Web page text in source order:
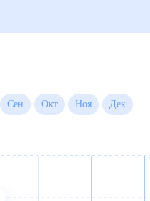
Авг Сен Окт Ноя